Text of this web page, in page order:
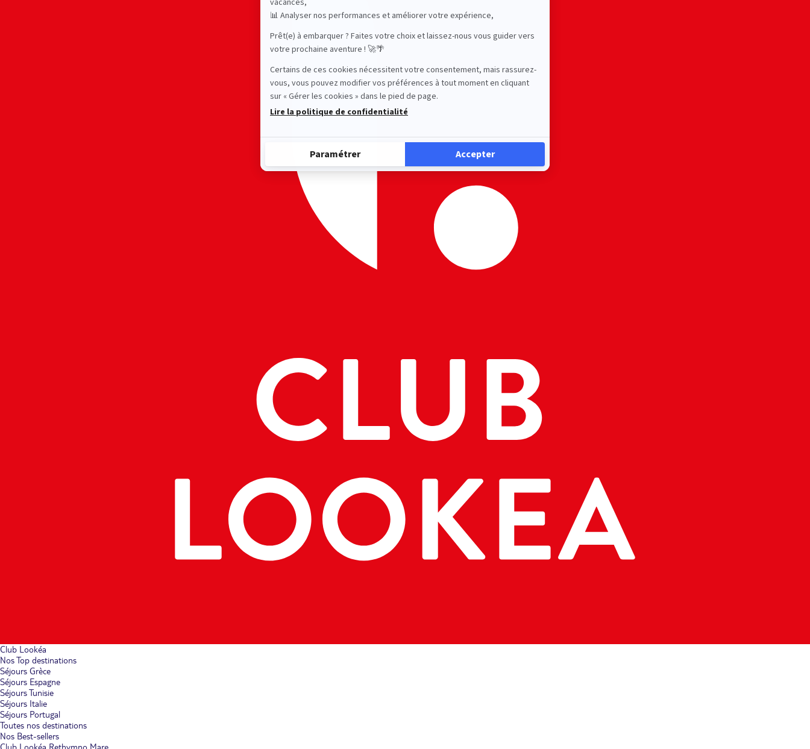
Club Lookéa
Nos Top destinations
Séjours Grèce
Séjours Espagne
Séjours Tunisie
Séjours Italie
Séjours Portugal
Toutes nos destinations
Nos Best-sellers